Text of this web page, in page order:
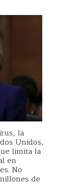
la
Unidos,
limita la
en
No
de